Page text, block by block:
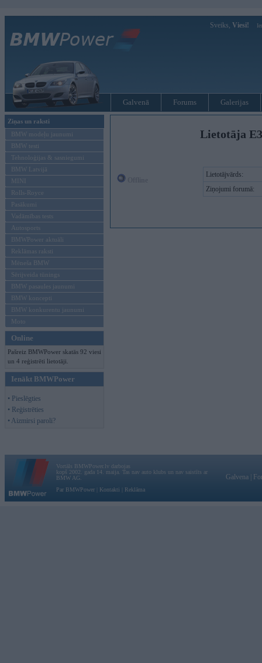
Sveiks, Viesi!
Galvenā Forums Galerijas
Ziņas un raksti
BMW modeļu jaunumi
BMW testi
Tehnoloģijas & sasniegumi
BMW Latvijā
MINI
Rolls-Royce
Pasākumi
Vadāmības tests
Autosports
BMWPower aktuāli
Reklāmas raksti
Mēneša BMW
Sērijveida tūnings
BMW pasaules jaunumi
BMW koncepti
BMW konkurentu jaunumi
Moto
Online
Pašreiz BMWPower skatās 92 viesi
un 4 reģistrēti lietotāji.
Ienākt BMWPower
• Pieslēgties
• Reģistrēties
• Aizmirsi paroli?
Lietotāja
Lietotājvārds:
Ziņojumi forumā:
Vortāls BMWPower.lv darbojas
kopš 2002. gada 14. maija. Tas nav auto klubs un nav saistīts ar
BMW AG.
Par BMWPower
Kontakti Reklāma
Galvena